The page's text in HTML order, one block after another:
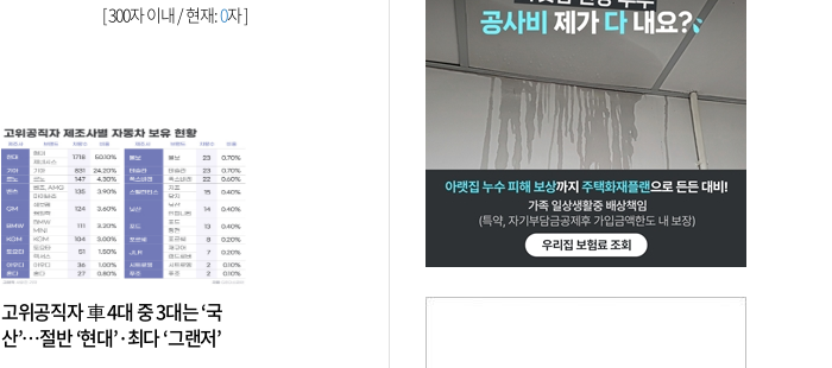
[ 300자 이내 / 현재:0자 ]
고위공직자 車 4대 중 3대는 ‘국
산’…절반 ‘현대’·최다 ‘그랜저’